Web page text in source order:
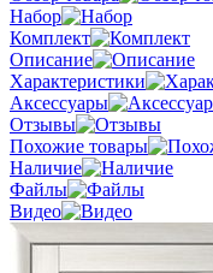
Набор
Комплект
Описание
Характеристики
Аксессуары
Отзывы
Похожие товары
Наличие
Файлы
Видео